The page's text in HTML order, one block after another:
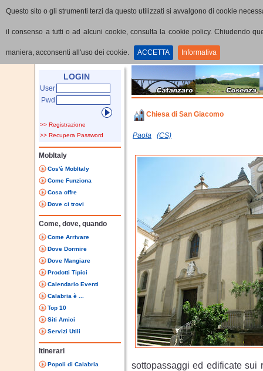
Questo sito o gli strumenti terzi da questo utilizzati si avvalgono di cookie
il consenso a tutti o ad alcuni cookie, consulta la cookie policy. Chiudendo
maniera, acconsenti all'uso dei cookie. ACCETTA Informativa
Dettaglio PoI
LOGIN
User
Pwd
>> Registrazione
>> Recupera Password
MobItaly
Cos'è MobItaly
Come Funziona
Cosa offre
Dove ci trovi
Come, dove, quando
Come Arrivare
Dove Dormire
Dove Mangiare
Prodotti Tipici
Calendario Eventi
Calabria è ...
Top 10
Siti Amici
Servizi Utili
Itinerari
Popoli di Calabria
Chiesa di San Giacomo
Paola (CS)
sottopassaggi ed edificate sui